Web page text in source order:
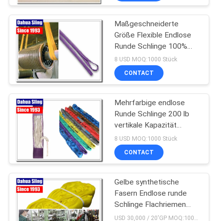
VERBINDUNG
NACHRICHTEN
FORDERN
SIE
EIN
ZITAT
SITEMAP
PRIVACY
POLICY
Maßgeschneiderte
Größe Flexible Endlose
Runde Schlinge 100%
Polyester für Stahlnetz
8 USD MOQ:1000 Stück
CONTACT
Mehrfarbige endlose
Runde Schlinge 200 lb
vertikale Kapazität
Abrasionsbeständig
8 USD MOQ:1000 Stück
CONTACT
Gelbe synthetische
Fasern Endlose runde
Schlinge Flachriemen
3000kg En1492-2